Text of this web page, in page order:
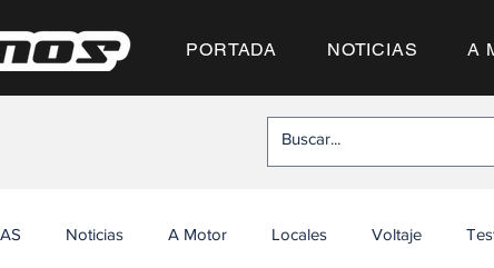
PORTADA NOTICIAS A
Noticias A Motor Locales Voltaje